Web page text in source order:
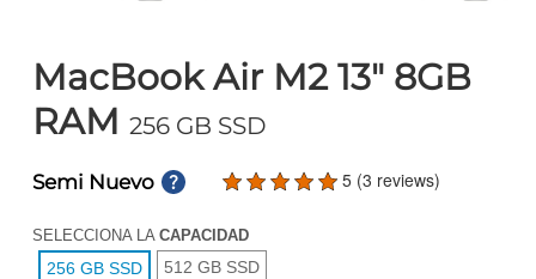
MacBook Air M2 13" 8GB
RAM 256 GB SSD
Semi Nuevo 5 (3 reviews)
SELECCIONA LA CAPACIDAD
256 GB SSD 512 GB SSD